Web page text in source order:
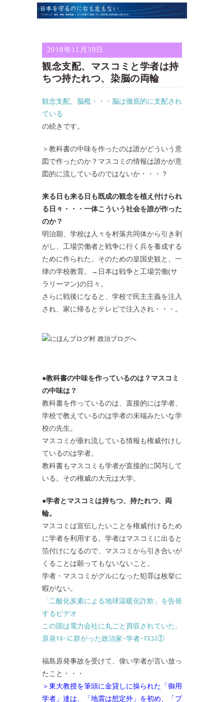
2018年11月30日
観念支配、マスコミと学者は持
ちつ持たれつ、染脳の両輪
観念支配、脳檻・・・脳は徹底的に支配され
ている
の続きです。
＞教科書の中味を作ったのは誰がどういう意
図で作ったのか？マスコミの情報は誰かが意
図的に流しているのではないか・・・？
来る日も来る日も既成の観念を植え付けられ
る日々・・・一体こういう社会を誰が作った
のか？
明治期、学校は人々を村落共同体から引き剥
がし、工場労働者と戦争に行く兵を養成する
ために作られた。そのための皇国史観と、一
律の学校教育。→日本は戦争と工場労働(サ
ラリーマン)の日々。
さらに戦後になると、学校で民主主義を注入
され、家に帰るとテレビで注入され・・・。
●教科書の中味を作っているのは？マスコミ
の中味は？
教科書を作っているのは、直接的には学者、
学校で教えているのは学者の末端みたいな学
校の先生。
マスコミが垂れ流している情報も権威付けし
ているのは学者。
教科書もマスコミも学者が直接的に関与して
いる。その権威の大元は大学。
●学者とマスコミは持ちつ、持たれつ、両
輪。
マスコミは宣伝したいことを権威付けるため
に学者を利用する。学者はマスコミに出ると
箔付けになるので、マスコミから引き合いが
くることは願ってもないないこと。
学者・マスコミがグルになった犯罪は枚挙に
暇がない。
「二酸化炭素による地球温暖化詐欺」を告発
するビデオ
この国は電力会社に丸ごと買収されていた。
原発ﾏﾈｰに群がった政治家･学者･ﾏｽｺﾐ①
福島原発事故を受けて、偉い学者が言い放っ
たこと・・・
＞東大教授を筆頭に金貸しに操られた「御用
学者」達は、「地震は想定外」を初め、「プ